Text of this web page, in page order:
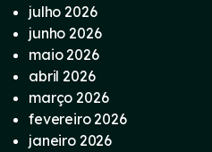
julho 2026
junho 2026
maio 2026
abril 2026
março 2026
fevereiro 2026
janeiro 2026